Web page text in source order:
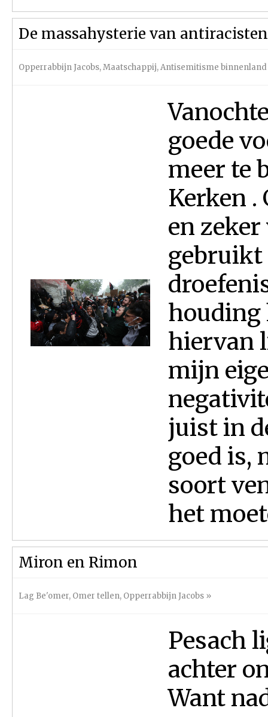
De massahysterie van
Opperrabbijn Jacobs,Maatschappij,Antisemitisme binnenland
goede
meer te
Kerken .
en
houding
hiervan
mijn
juist in
goed is,
soort
het
Miron en Rimon
Lag Be'omer, Omer tellen, Opperrabbijn Jacobs »
Pesach
achter
Want